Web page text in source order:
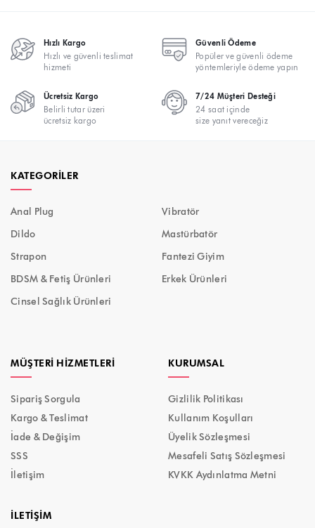
Hızlı Kargo
Hızlı ve güvenli teslimat
hizmeti
Güvenli Ödeme
Popüler ve güvenli ödeme
yöntemleriyle ödeme yapın
Ücretsiz Kargo
Belirli tutar üzeri
ücretsiz kargo
7/24 Müşteri Desteği
24 saat içinde
size yanıt vereceğiz
KATEGORILER
Anal Plug
Vibratör
Dildo
Mastürbatör
Strapon
Fantezi Giyim
BDSM & Fetiş Ürünleri
Erkek Ürünleri
Cinsel Sağlık Ürünleri
MÜŞTERI HIZMETLERI
Sipariş Sorgula
Kargo & Teslimat
İade & Değişim
SSS
İletişim
KURUMSAL
Gizlilik Politikası
Kullanım Koşulları
Üyelik Sözleşmesi
Mesafeli Satış Sözleşmesi
KVKK Aydınlatma Metni
İLETIŞIM